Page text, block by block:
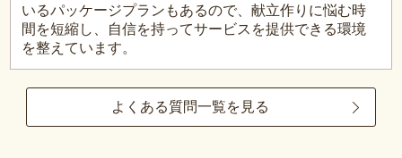
いるパッケージプランもあるので、献立作りに悩む時
間を短縮し、自信を持ってサービスを提供できる環境
を整えています。
よくある質問一覧を見る